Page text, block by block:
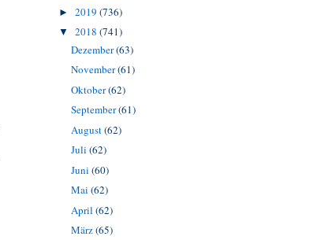
► 2019 (736)
▼ 2018 (741)
Dezember(63)
November(61)
Oktober(62)
September(61)
August(62)
Juli (62)
Juni (60)
Mai (62)
April (62)
März(65)